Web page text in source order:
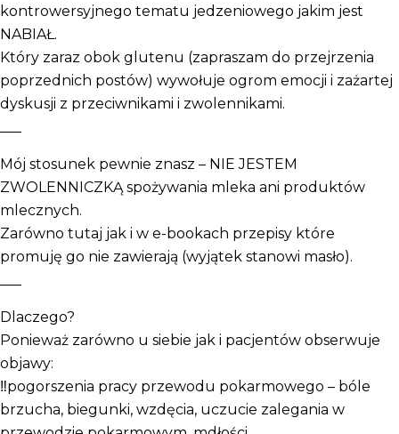
kontrowersyjnego tematu jedzeniowego jakim jest
NABIAŁ.
Który zaraz obok glutenu (zapraszam do przejrzenia
poprzednich postów) wywołuje ogrom emocji i zażartej
dyskusji z przeciwnikami i zwolennikami.
Mój stosunek pewnie znasz – NIE JESTEM
ZWOLENNICZKĄ spożywania mleka ani produktów
mlecznych.
Zarówno tutaj jak i w e-bookach przepisy które
promuję go nie zawierają (wyjątek stanowi masło).
Dlaczego?
Ponieważ zarówno u siebie jak i pacjentów obserwuje
objawy:
‼️pogorszenia pracy przewodu pokarmowego – bóle
brzucha, biegunki, wzdęcia, uczucie zalegania w